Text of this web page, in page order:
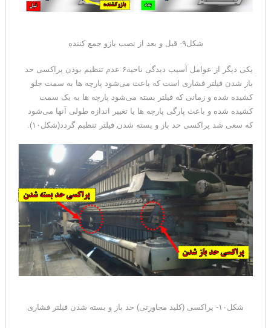
شکل۹- قبل و بعد از نصب بازو جمع کننده
یکی دیگر از عوامل آسیب دیدگی ناحیه۶ عدم تنظیم بودن پراکسی حد
باز شدن فیلتر فشاری است که باعث می‌شود پارچه ها به سمت جلو
کشیده شده و زمانی که فیلتر بسته می‌شود پارچه ها به یک سمت
کشیده شده و باعث پارگی پارچه ها یا تغییر اندازه طولی آنها می‌شود
که سعی شد پراکسی حد باز و بسته شدن فیلتر تنظیم گردد(شکل۱۰).
شکل۱۰- پراکسی (کلید مجاورتی) حد باز و بسته شدن فیلتر فشاری